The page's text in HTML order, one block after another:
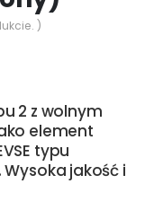
)
2 z wolnym
element
typu
jakość i